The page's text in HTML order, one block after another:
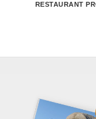
RESTAURANT